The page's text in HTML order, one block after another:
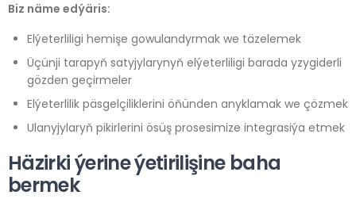
Biz näme edýäris:
Elýeterliligi hemişe gowulandyrmak we täzelemek
Üçünji tarapyň satyjylarynyň elýeterliligi barada yzygiderli
gözden geçirmeler
Elýeterlilik päsgelçiliklerini öňünden anyklamak we çözmek
Ulanyjylaryň pikirlerini ösüş prosesimize integrasiýa etmek
Häzirki ýerine ýetirilişine baha
bermek